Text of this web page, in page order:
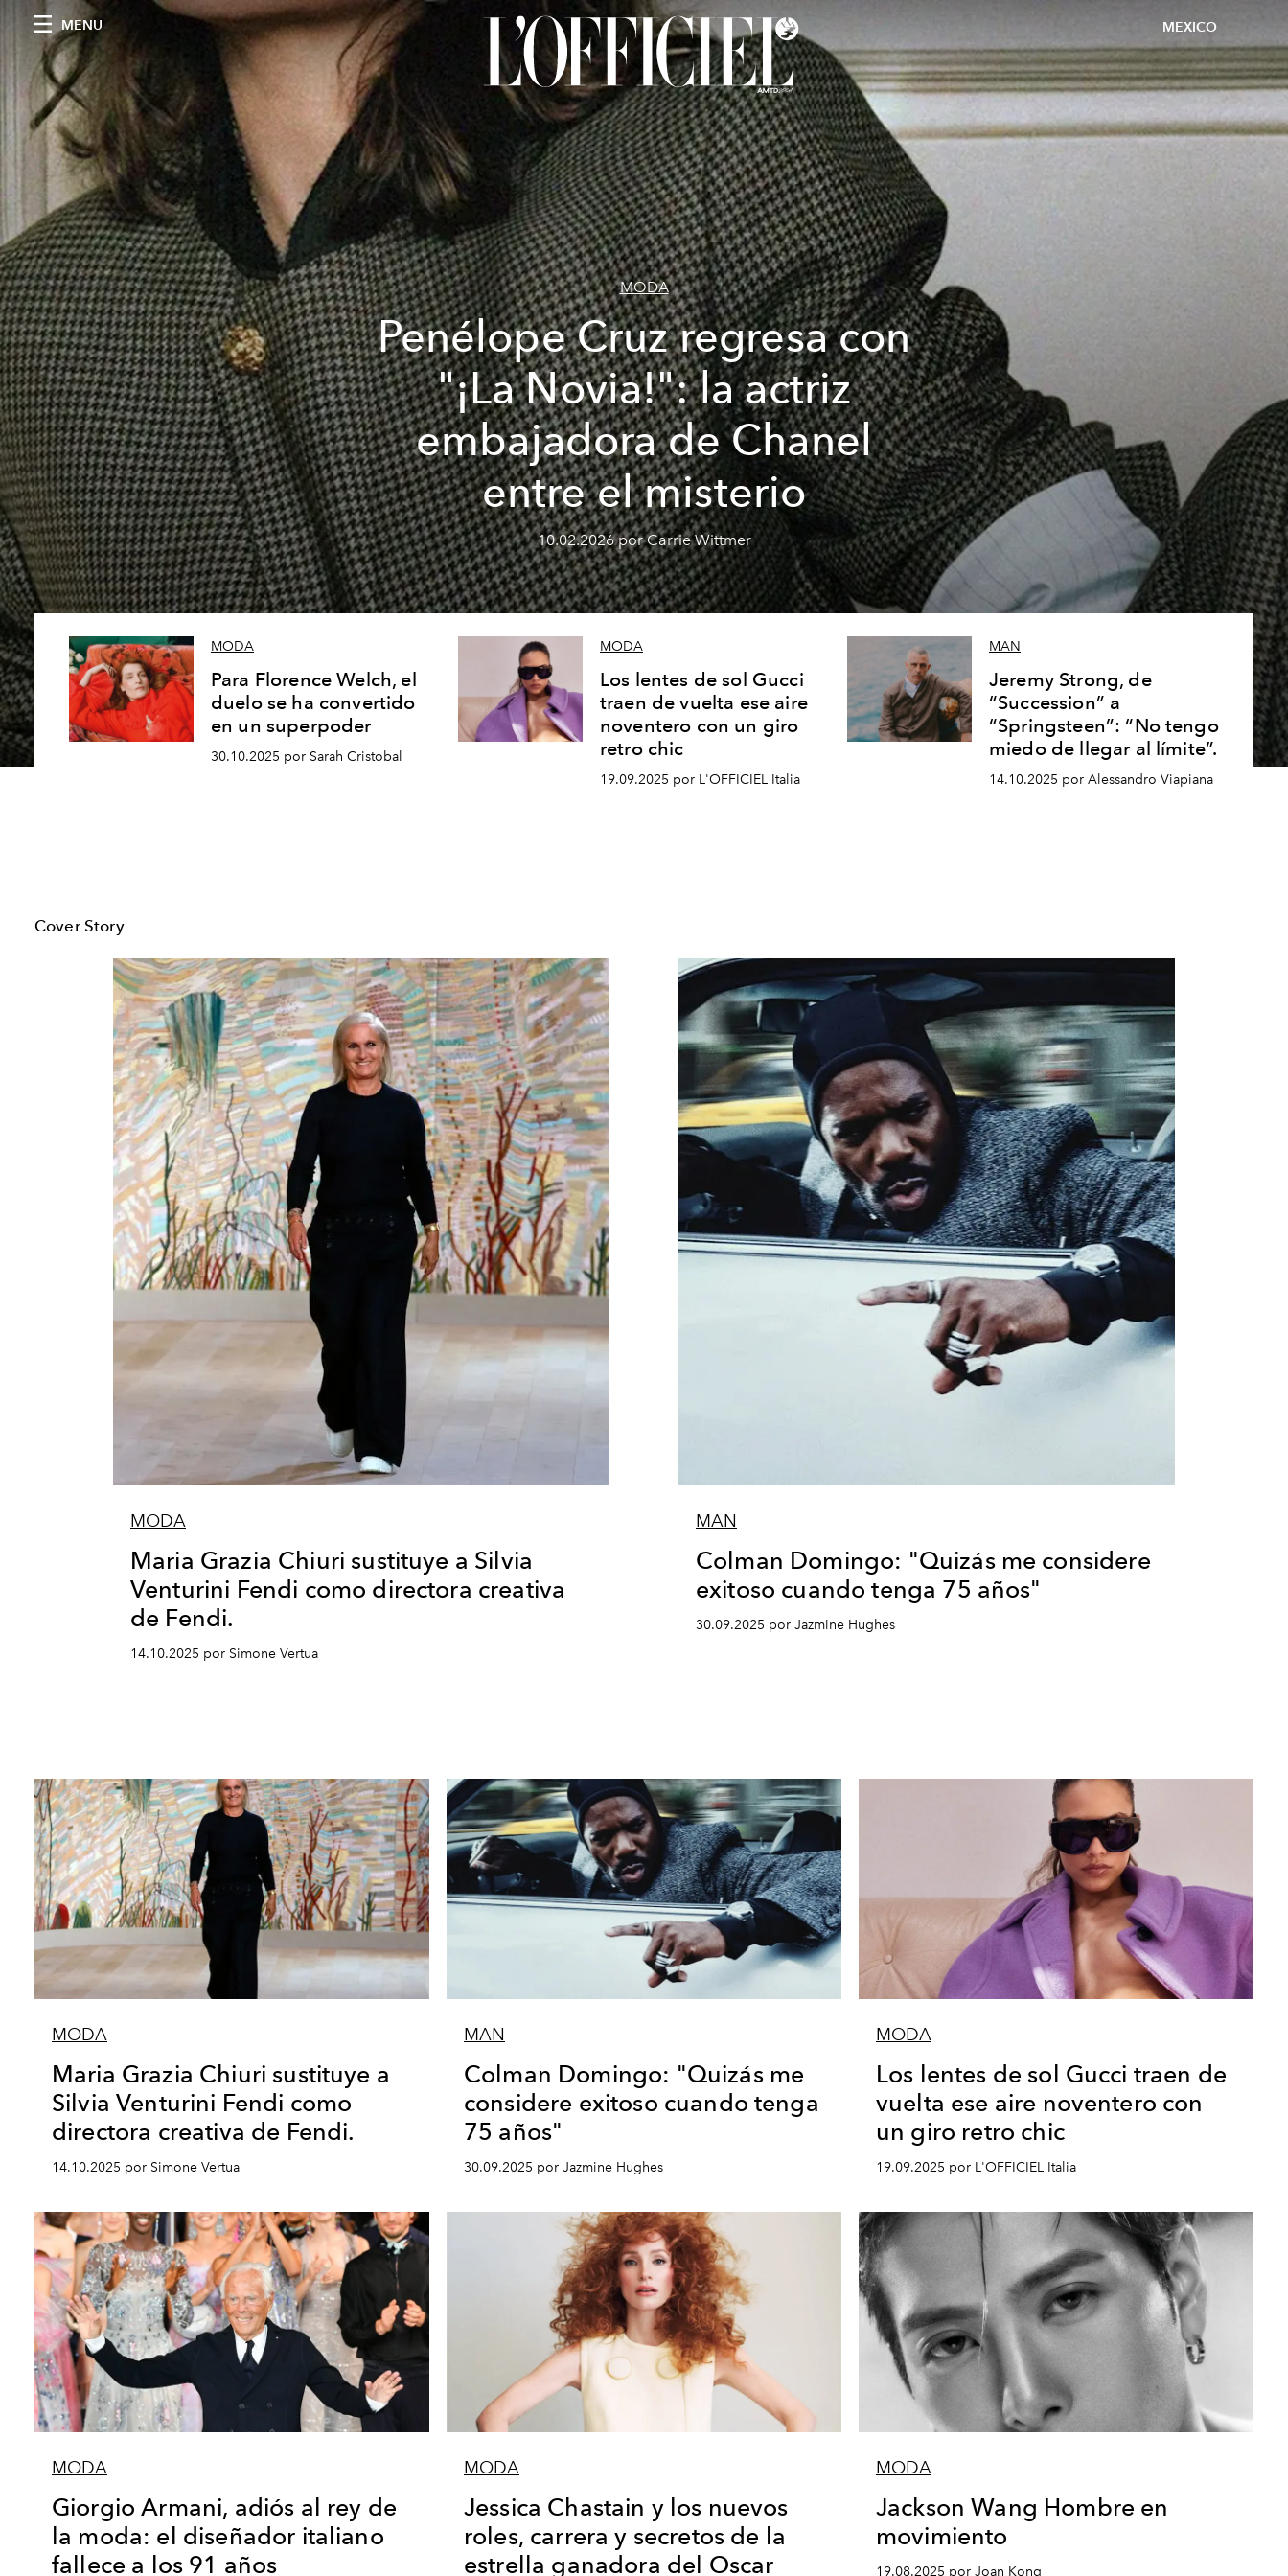
MENU MEXICO
MODA
Penélope Cruz regresa con
"¡La Novia!": la actriz
embajadora de Chanel
entre el misterio
10.02.2026 por Carrie Wittmer
MODA
Para Florence Welch, el
duelo se ha convertido
en un superpoder
30.10.2025 por Sarah Cristobal
MODA
Los lentes de sol Gucci
traen de vuelta ese aire
noventero con un giro
retro chic
19.09.2025 por L'OFFICIEL Italia
MAN
Jeremy Strong, de
“Succession” a
“Springsteen”: “No tengo
miedo de llegar al límite”.
14.10.2025 por Alessandro Viapiana
Cover Story
MODA
Maria Grazia Chiuri sustituye a Silvia
Venturini Fendi como directora creativa
de Fendi.
14.10.2025 por Simone Vertua
MAN
Colman Domingo: "Quizás me considere
exitoso cuando tenga 75 años"
30.09.2025 por Jazmine Hughes
MODA
Maria Grazia Chiuri sustituye a
Silvia Venturini Fendi como
directora creativa de Fendi.
14.10.2025 por Simone Vertua
MAN
Colman Domingo: "Quizás me
considere exitoso cuando tenga
75 años"
30.09.2025 por Jazmine Hughes
MODA
Los lentes de sol Gucci traen de
vuelta ese aire noventero con
un giro retro chic
19.09.2025 por L'OFFICIEL Italia
MODA
Giorgio Armani, adiós al rey de
la moda: el diseñador italiano
fallece a los 91 años
MODA
Jessica Chastain y los nuevos
roles, carrera y secretos de la
estrella ganadora del Oscar
MODA
Jackson Wang Hombre en
movimiento
19.08.2025 por Joan Kong